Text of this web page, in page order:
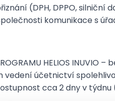
(DPH, DPPO, silniční
komunikace s
HELIOS
vedení účetnictví
cca 2 dny v